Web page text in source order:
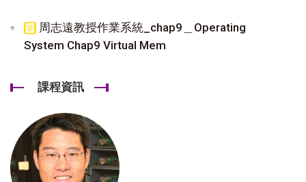
周志遠教授作業系統_chap9＿Operating
System Chap9 Virtual Mem
課程資訊